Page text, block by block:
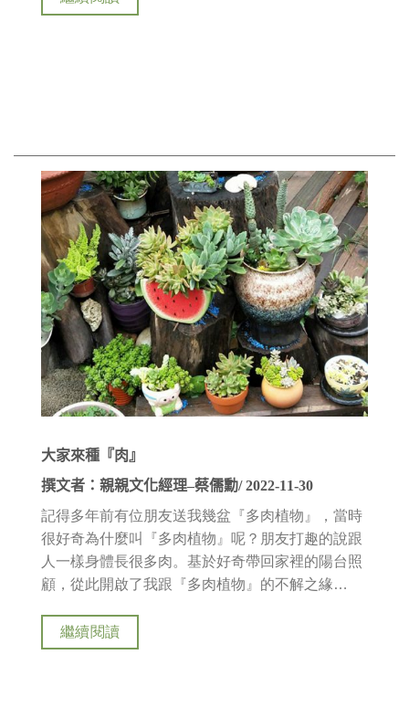
大家來種『肉』
撰文者：親親文化經理–蔡儒勳/ 2022-11-30
記得多年前有位朋友送我幾盆『多肉植物』，當時
很好奇為什麼叫『多肉植物』呢？朋友打趣的說跟
人一樣身體長很多肉。基於好奇帶回家裡的陽台照
顧，從此開啟了我跟『多肉植物』的不解之緣…
繼續閱讀